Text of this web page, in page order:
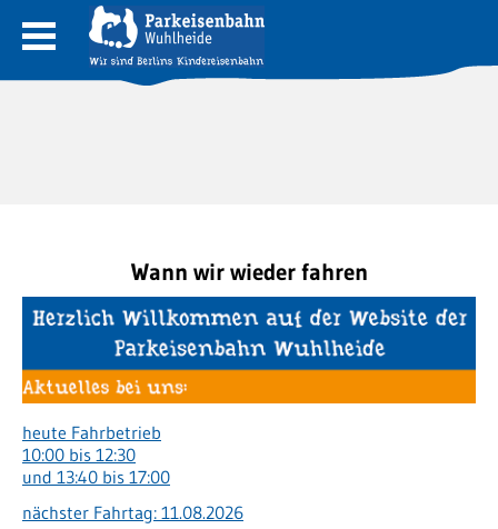
Wann wir wieder fahren
heute Fahrbetrieb
10:00 bis 12:30
und 13:40 bis 17:00
nächster Fahrtag: 11.08.2026